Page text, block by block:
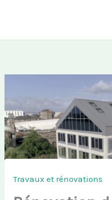
Travaux et rénovations